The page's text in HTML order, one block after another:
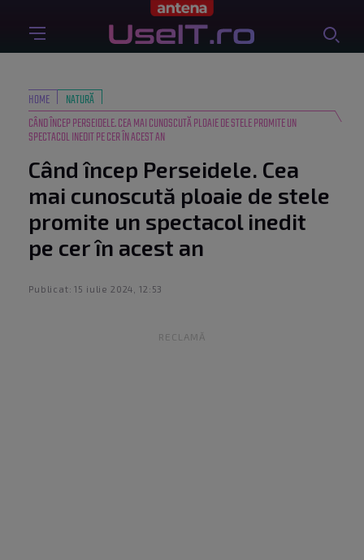
HOME
NATURĂ
CÂND ÎNCEP PERSEIDELE. CEA MAI CUNOSCUTĂ PLOAIE DE STELE PROMITE UN
SPECTACOL INEDIT PE CER ÎN ACEST AN
Când încep Perseidele. Cea
mai cunoscută ploaie de stele
promite un spectacol inedit
pe cer în acest an
Publicat: 15 iulie 2024, 12:53
RECLAMĂ